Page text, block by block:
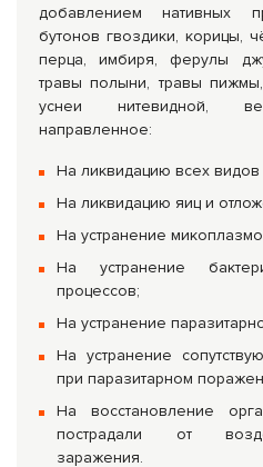
добавлением нативных
бутонов гвоздики, корицы,
перца, имбиря, ферулы
травы полыни, травы
уснеи нитевидной,
направленное:
На ликвидацию всех видов
На ликвидацию яиц и
На устранение
На устранение
процессов;
На устранение
На устранение
при паразитарном
На восстановление
пострадали от
заражения.